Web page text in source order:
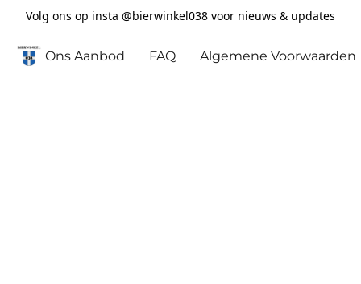
Volg ons op insta @bierwinkel038 voor nieuws & updates
Ons Aanbod FAQ Algemene Voorwaarden